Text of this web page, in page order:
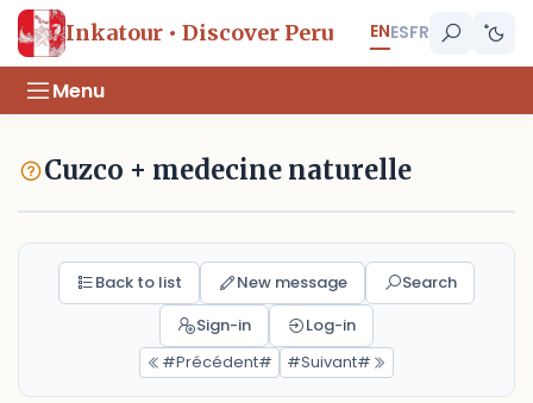
Inkatour • Discover Peru ENESFR
Menu
Cuzco + medecine naturelle
Back to list New message
Search
Sign-in
Log-in
#Précédent#
#Suivant#